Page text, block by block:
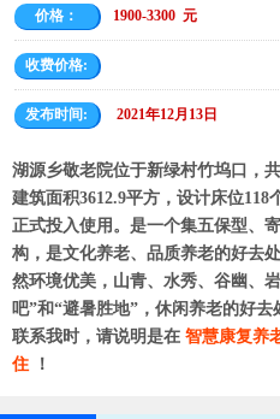
价格： 1900-3300 元
收费价格:
发布时间: 2021年12月13日
湖源乡敬老院位于新绿村竹坞口，
建筑面积3612.9平方，设计床位118
正式投入使用。是一个集五保型、
构，是文化养老、品质养老的好去
然环境优美，山青、水秀、谷幽、
吧”和“避暑胜地”，休闲养老的好去
联系我时，请说明是在 智慧康复养
住 ！